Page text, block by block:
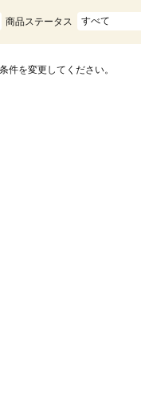
商品ステータス すべて
件を変更してください。